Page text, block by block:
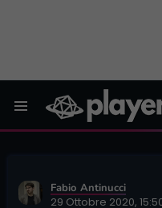
Fabio Antinucci
29 Ottobre 2020,